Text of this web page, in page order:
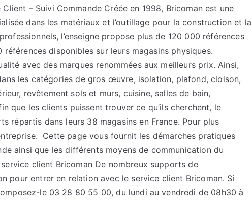
– Suivi Commande Créée en 1998, Bricoman est une
dans les matériaux et l’outillage pour la construction et la
l’enseigne propose plus de 120 000 références
disponibles sur leurs magasins physiques.
avec des marques renommées aux meilleurs prix. Ainsi,
les catégories de gros œuvre, isolation, plafond, cloison,
revêtement sols et murs, cuisine, salles de bain,
que les clients puissent trouver ce qu’ils cherchent, le
répartis dans leurs 38 magasins en France. Pour plus
Cette page vous fournit les démarches pratiques
ainsi que les différents moyens de communication du
client Bricoman De nombreux supports de
pour entrer en relation avec le service client Bricoman. Si
le 03 28 80 55 00, du lundi au vendredi de 08h30 à